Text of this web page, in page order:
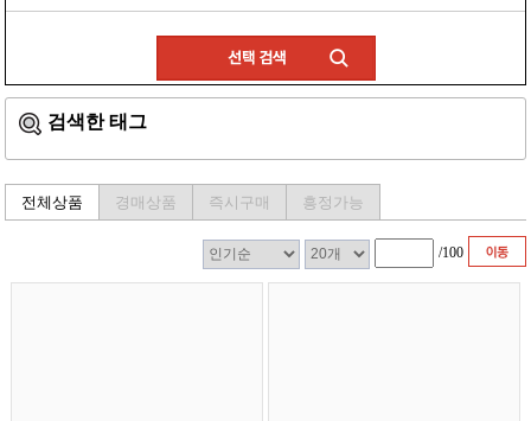
검색한 태그
전체상품 경매상품 즉시구매 흥정가능
/100